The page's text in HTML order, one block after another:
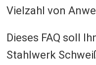
Vielzahl von
Dieses FAQ soll
Stahlwerk